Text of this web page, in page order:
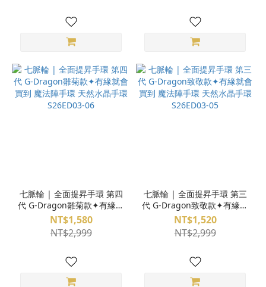
七脈輪 | 全面提昇手環 第四
代 G-Dragon雛菊款✦有緣就
會買到 魔法陣手環 天然水晶
手環 S26ED03-06
NT$1,580
NT$2,999
七脈輪 | 全面提昇手環 第三
代 G-Dragon致敬款✦有緣就
會買到 魔法陣手環 天然水晶
手環 S26ED03-05
NT$1,520
NT$2,999